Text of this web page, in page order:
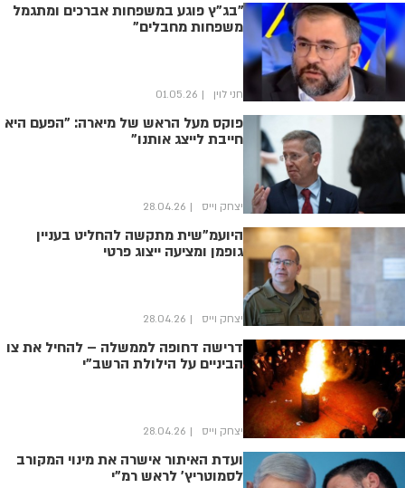
"בג"ץ פוגע במשפחות אברכים ומתגמל
משפחות מחבלים"
חני לוין 01.05.26
פוקס מעל הראש של מיארה: "הפעם היא
חייבת לייצג אותנו"
יצחק וייס 28.04.26
היועמ"שית מתקשה להחליט בעניין
גופמן ומציעה ייצוג פרטי
יצחק וייס 28.04.26
דרישה דחופה לממשלה – להחיל את צו
הביניים על הילולת הרשב"י
יצחק וייס 28.04.26
ועדת האיתור אישרה את מינוי המקורב
לסמוטריץ' לראש רמ"י